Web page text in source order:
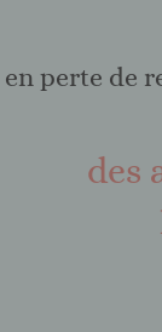
en perte de
des